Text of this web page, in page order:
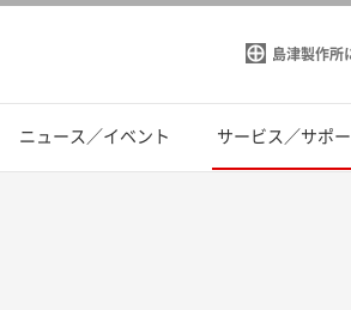
島津製作所
ニュース／イベント サービス／サポ